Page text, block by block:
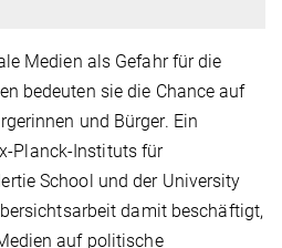
Medien als Gefahr für die
bedeuten sie die Chance auf
und Bürger. Ein
Planck-Instituts für
School und der University
damit beschäftigt,
auf politische